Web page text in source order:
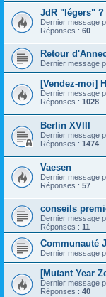
JdR "légers" ?
Dernier message
Réponses : 60
Retour
Dernier message
[Vendez-moi]
Dernier message
Réponses : 1028
Berlin XVIII
Dernier message
Réponses : 1474
Vaesen
Dernier message
Réponses : 57
conseils
Dernier message
Réponses : 11
Communauté
Dernier message
[Mutant Year
Dernier message
Réponses : 40